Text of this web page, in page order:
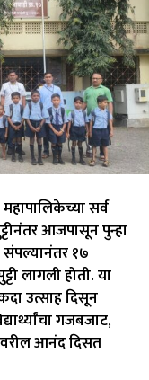
सर्व
आजपासून पुन्हा
१७
लागली होती. या
उत्साह दिसून
गजबजाट,
आनंद दिसत